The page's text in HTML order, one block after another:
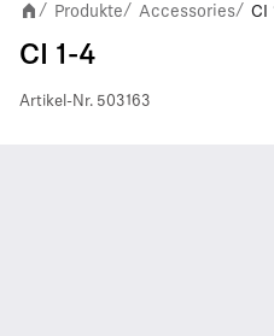
/ Produkte/ Accessories/ CI
CI 1-4
Artikel-Nr. 503163